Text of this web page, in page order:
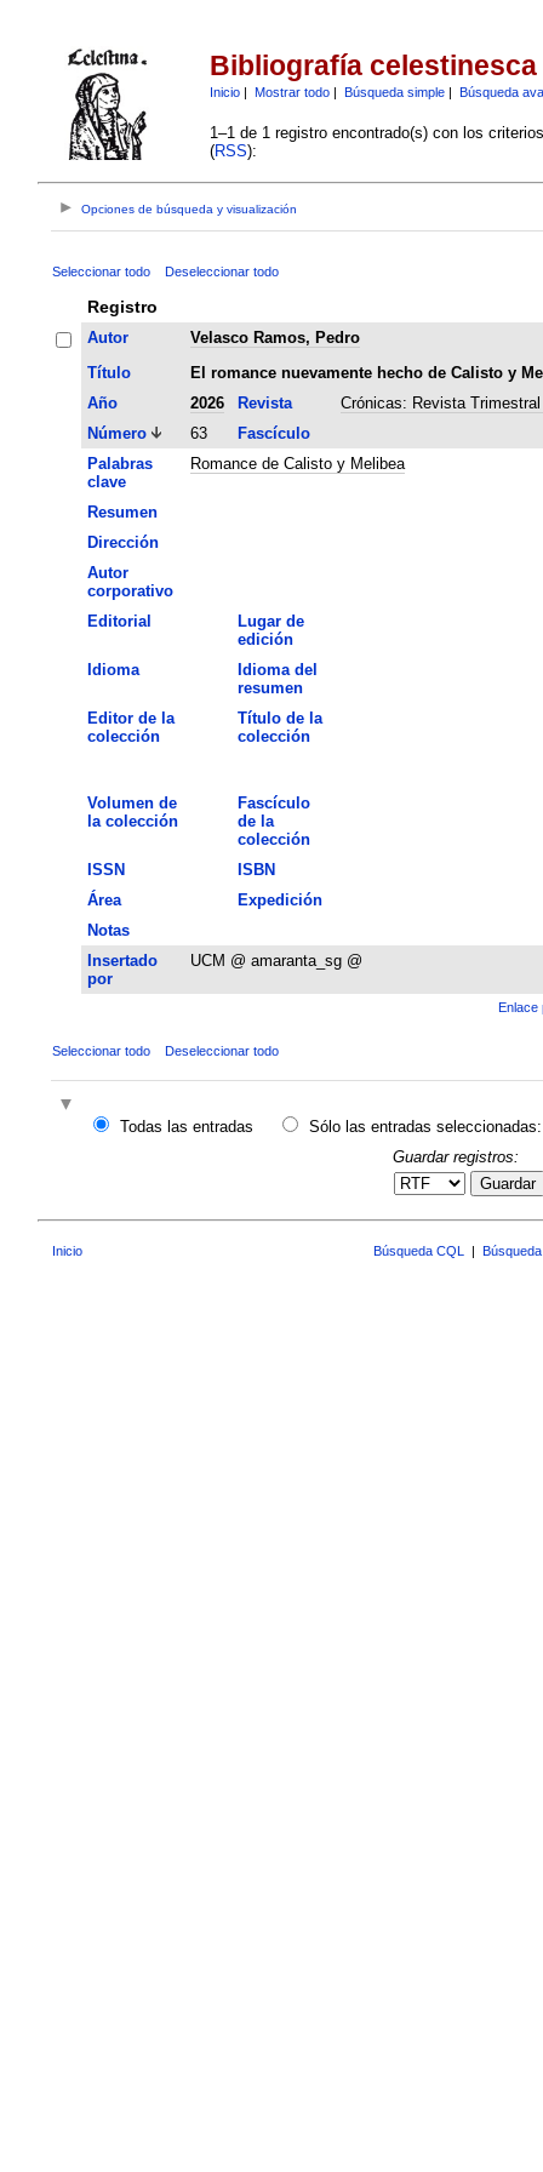
Bibliografía celestinesca
Inicio| Mostrar todo| Búsqueda simple| Búsqueda
1–1 de 1 registro encontrado(s) con los
(RSS):
Opciones de búsqueda y visualización
Seleccionar todo Deseleccionar todo
Registro
Autor
Velasco Ramos, Pedro
Título
El romance nuevamente hecho de Calisto y
Año
2026 Revista
Crónicas: Revista
Número
63
Fascículo
Palabras
clave
Romance de Calisto y Melibea
Resumen
Dirección
Autor
corporativo
Editorial
Lugar de
edición
Idioma
Idioma del
resumen
Editor de la
colección
Título de la
colección
Volumen de
la colección
Fascículo
de la
colección
ISSN
ISBN
Área
Expedición
Notas
Insertado
por
UCM @ amaranta_sg @
Enlace
Seleccionar todo Deseleccionar todo
Todas las entradas
Sólo las entradas seleccionadas:
Guardar registros:
Guardar
Inicio Búsqueda CQL